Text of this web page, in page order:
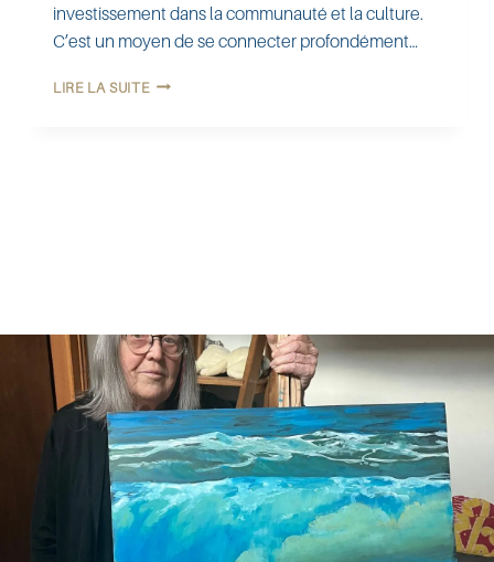
investissement dans la communauté et la culture.
C’est un moyen de se connecter profondément…
LIRE LA SUITE